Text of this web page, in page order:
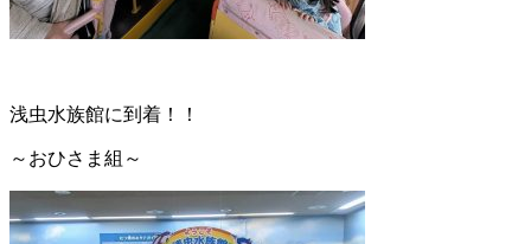
浅虫水族館に到着！！
～おひさま組～